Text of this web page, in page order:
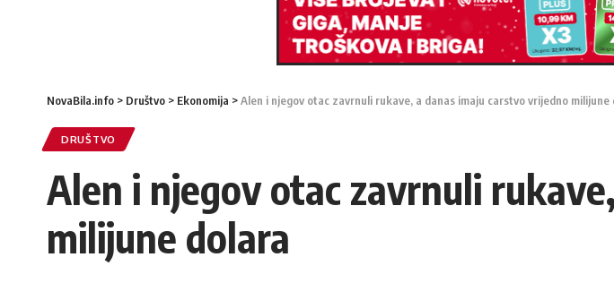
NovaBila.info > Društvo > Ekonomija >Alen i njegov otac zavrnuli rukave, a danas imaju carstvo vrijedno milijune
DRUŠTVO
Alen i njegov otac zavrnuli
milijune dolara